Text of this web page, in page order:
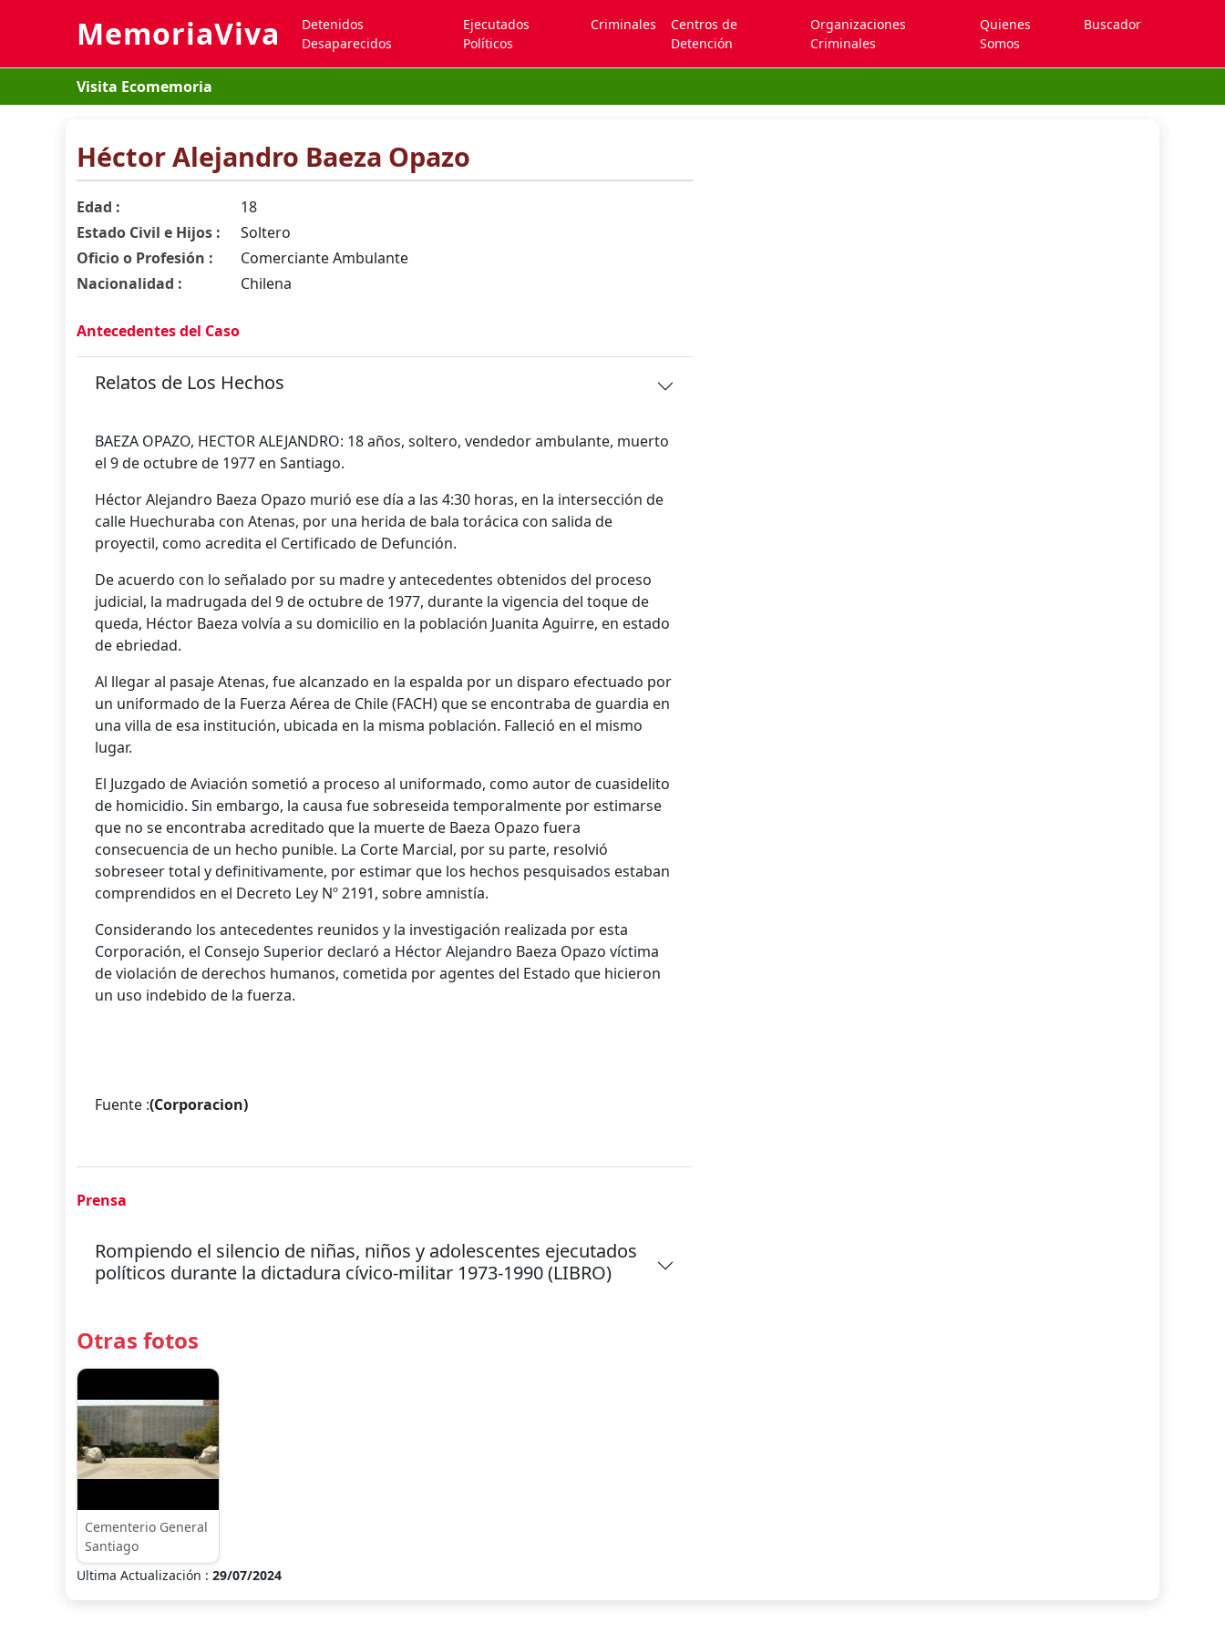
MemoriaViva
Detenidos
Desaparecidos
Ejecutados
Políticos
Criminales
Centros de
Detención
Organizaciones
Criminales
Quienes
Somos
Buscador
Visita Ecomemoria
Héctor Alejandro Baeza Opazo
Edad :
18
Estado Civil e Hijos :
Soltero
Oficio o Profesión :
Comerciante Ambulante
Nacionalidad :
Chilena
Antecedentes del Caso
Relatos de Los Hechos
BAEZA OPAZO, HECTOR ALEJANDRO: 18 años, soltero, vendedor ambulante, muerto
el 9 de octubre de 1977 en Santiago.
Héctor Alejandro Baeza Opazo murió ese día a las 4:30 horas, en la intersección de
calle Huechuraba con Atenas, por una herida de bala torácica con salida de
proyectil, como acredita el Certificado de Defunción.
De acuerdo con lo señalado por su madre y antecedentes obtenidos del proceso
judicial, la madrugada del 9 de octubre de 1977, durante la vigencia del toque de
queda, Héctor Baeza volvía a su domicilio en la población Juanita Aguirre, en estado
de ebriedad.
Al llegar al pasaje Atenas, fue alcanzado en la espalda por un disparo efectuado por
un uniformado de la Fuerza Aérea de Chile (FACH) que se encontraba de guardia en
una villa de esa institución, ubicada en la misma población. Falleció en el mismo
lugar.
El Juzgado de Aviación sometió a proceso al uniformado, como autor de cuasidelito
de homicidio. Sin embargo, la causa fue sobreseida temporalmente por estimarse
que no se encontraba acreditado que la muerte de Baeza Opazo fuera
consecuencia de un hecho punible. La Corte Marcial, por su parte, resolvió
sobreseer total y definitivamente, por estimar que los hechos pesquisados estaban
comprendidos en el Decreto Ley Nº 2191, sobre amnistía.
Considerando los antecedentes reunidos y la investigación realizada por esta
Corporación, el Consejo Superior declaró a Héctor Alejandro Baeza Opazo víctima
de violación de derechos humanos, cometida por agentes del Estado que hicieron
un uso indebido de la fuerza.
Fuente :(Corporacion)
Prensa
Rompiendo el silencio de niñas, niños y adolescentes ejecutados
políticos durante la dictadura cívico-militar 1973-1990 (LIBRO)
Otras fotos
Cementerio General
Santiago
Ultima Actualización : 29/07/2024